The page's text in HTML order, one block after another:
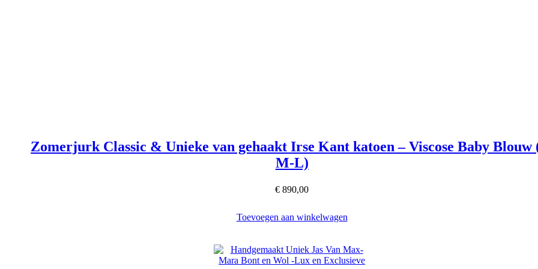
Zomerjurk Classic & Unieke van gehaakt Irse Kant katoen – Viscose Baby Blouw
M-L)
€ 890,00
Toevoegen aan winkelwagen